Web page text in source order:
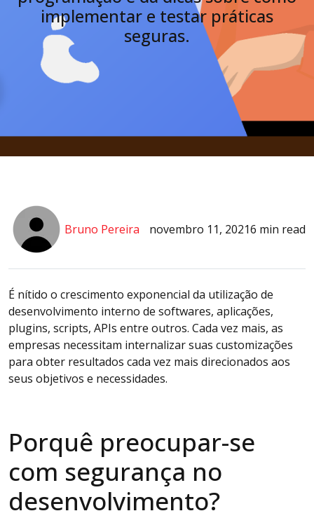
implementar e testar práticas
seguras.
Bruno Pereira novembro 11, 20216 min read
É nítido o crescimento exponencial da utilização de
desenvolvimento interno de softwares, aplicações,
plugins, scripts, APIs entre outros. Cada vez mais, as
empresas necessitam internalizar suas customizações
para obter resultados cada vez mais direcionados aos
seus objetivos e necessidades.
Porquê preocupar-se
com segurança no
desenvolvimento?